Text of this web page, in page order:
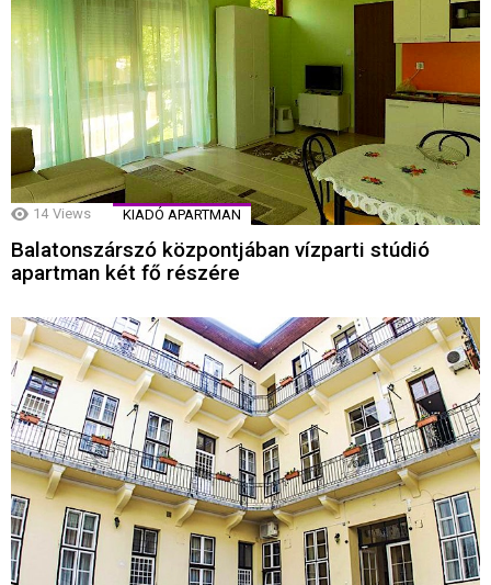
14 Views KIADÓ APARTMAN
Balatonszárszó központjában vízparti stúdió
apartman két fő részére